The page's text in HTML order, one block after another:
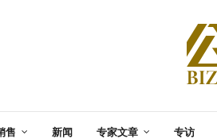
售 新闻 专家文章 专访